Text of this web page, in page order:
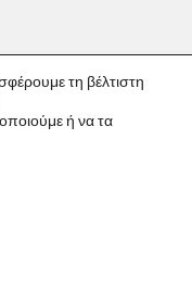
τη βέλτιστη
ή να τα